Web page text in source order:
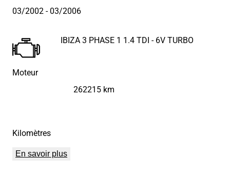
03/2002 - 03/2006
Moteur
IBIZA 3 PHASE 1 1.4 TDI - 6V TURBO
Kilomètres
262215 km
En savoir plus